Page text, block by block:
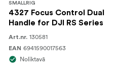
SMALLRIG
4327 Focus Control Dual
Handle for DJI RS Series
Art.nr. 130581
EAN 6941590017563
Noliktavā